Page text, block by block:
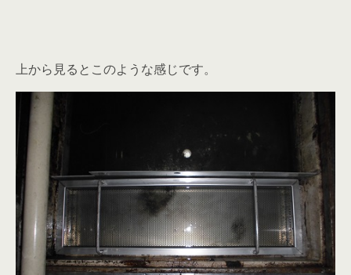
上から見るとこのような感じです。